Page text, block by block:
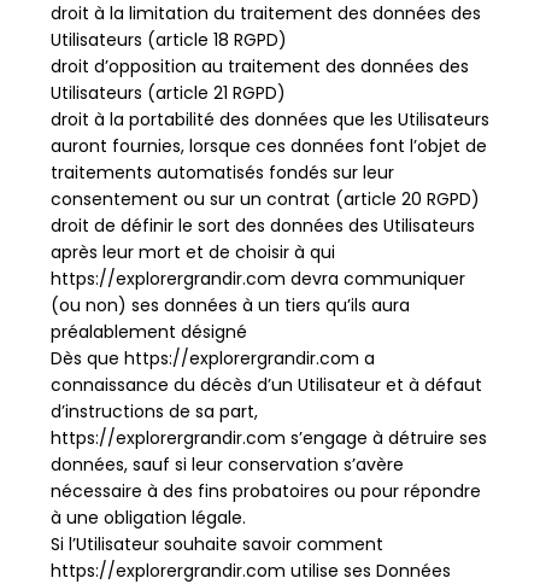
droit à la limitation du traitement des données des
Utilisateurs (article 18 RGPD)
droit d’opposition au traitement des données des
Utilisateurs (article 21 RGPD)
droit à la portabilité des données que les Utilisateurs
auront fournies, lorsque ces données font l’objet de
traitements automatisés fondés sur leur
consentement ou sur un contrat (article 20 RGPD)
droit de définir le sort des données des Utilisateurs
après leur mort et de choisir à qui
https://explorergrandir.com devra communiquer
(ou non) ses données à un tiers qu’ils aura
préalablement désigné
Dès que https://explorergrandir.com a
connaissance du décès d’un Utilisateur et à défaut
d’instructions de sa part,
https://explorergrandir.com s’engage à détruire ses
données, sauf si leur conservation s’avère
nécessaire à des fins probatoires ou pour répondre
à une obligation légale.
Si l’Utilisateur souhaite savoir comment
https://explorergrandir.com utilise ses Données